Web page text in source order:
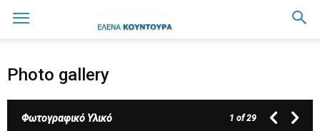
Photo gallery
Φωτογραφικό Υλικό 1 of 29